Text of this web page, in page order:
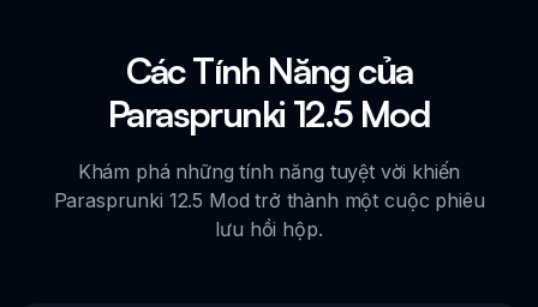
Các Tính Năng của
Parasprunki 12.5 Mod
Khám phá những tính năng tuyệt vời khiến
Parasprunki 12.5 Mod trở thành một cuộc phiêu
lưu hồi hộp.